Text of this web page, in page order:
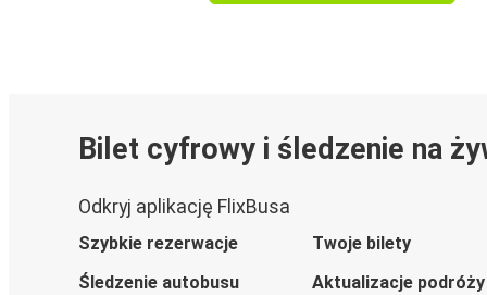
Bilet cyfrowy i śledzenie na
Odkryj aplikację FlixBusa
Szybkie rezerwacje
Twoje bilety
Śledzenie autobusu
Aktualizacje podróży